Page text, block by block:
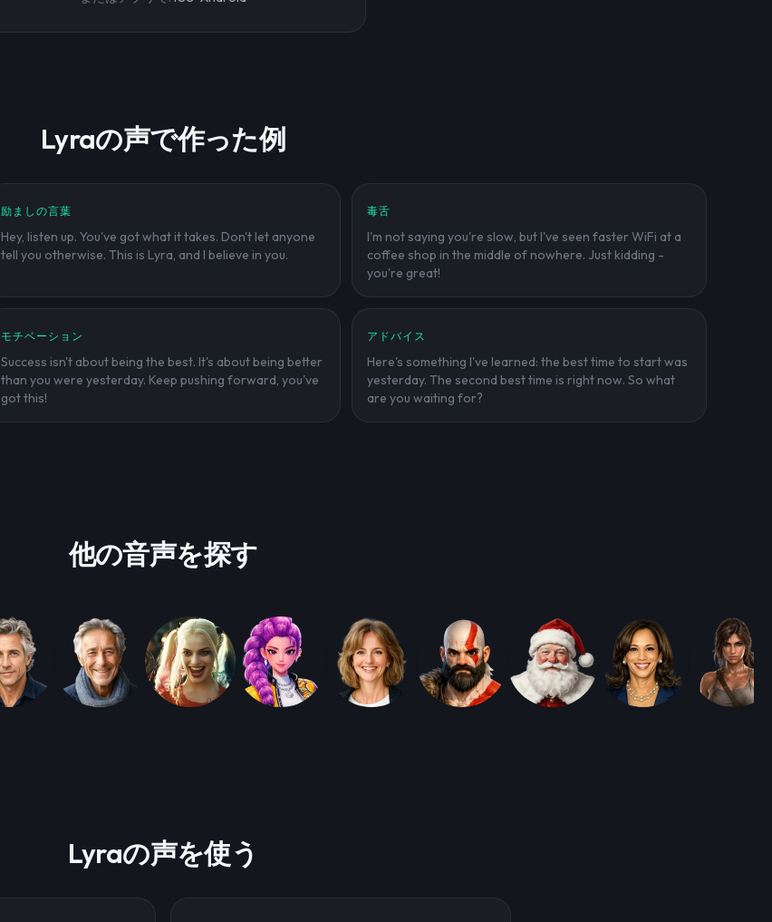
Lyraの声で作った例
励ましの言葉
Hey, listen up. You've got what it takes. Don't let anyone
tell you otherwise. This is Lyra, and I believe in you.
毒舌
I'm not saying you're slow, but I've seen faster WiFi at a
coffee shop in the middle of nowhere. Just kidding -
you're great!
モチベーション
Success isn't about being the best. It's about being better
than you were yesterday. Keep pushing forward, you've
got this!
アドバイス
Here's something I've learned: the best time to start was
yesterday. The second best time is right now. So what
are you waiting for?
他の音声を探す
Lyraの声を使う